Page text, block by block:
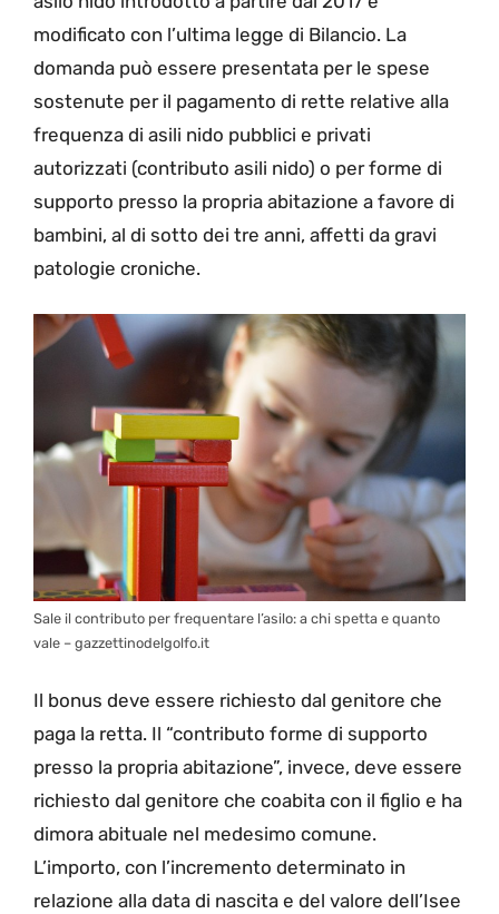
modificato con l’ultima legge di Bilancio. La
domanda può essere presentata per le spese
sostenute per il pagamento di rette relative alla
frequenza di asili nido pubblici e privati
autorizzati (contributo asili nido) o per forme di
supporto presso la propria abitazione a favore di
bambini, al di sotto dei tre anni, affetti da gravi
patologie croniche.
Sale il contributo per frequentare l’asilo: a chi spetta e quanto
vale – gazzettinodelgolfo.it
Il bonus deve essere richiesto dal genitore che
paga la retta. Il “contributo forme di supporto
presso la propria abitazione”, invece, deve essere
richiesto dal genitore che coabita con il figlio e ha
dimora abituale nel medesimo comune.
L’importo, con l’incremento determinato in
relazione alla data di nascita e del valore dell’Isee